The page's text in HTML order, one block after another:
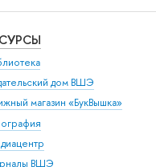
дом ВШЭ
магазин «БукВышка»
ВШЭ